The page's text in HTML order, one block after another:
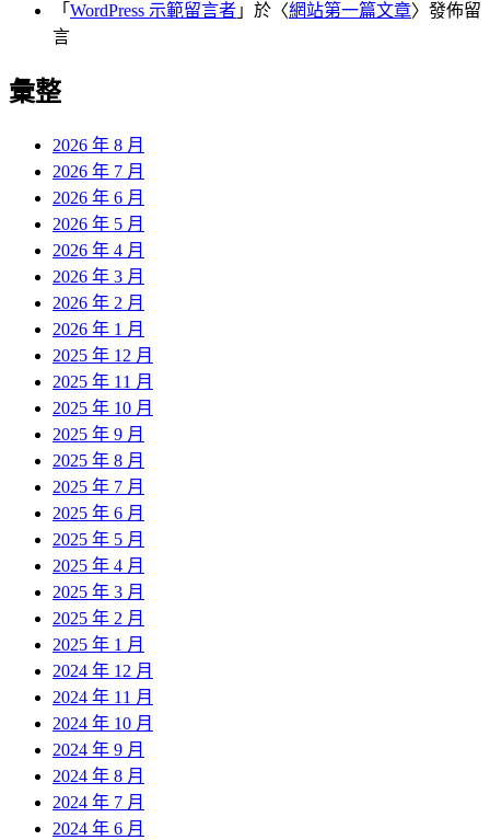
「 WordPress 示範留言者 」於〈網站第一篇文章〉發佈留
言
彙整
2026 年 8 月
2026 年 7 月
2026 年 6 月
2026 年 5 月
2026 年 4 月
2026 年 3 月
2026 年 2 月
2026 年 1 月
2025 年 12 月
2025 年 11 月
2025 年 10 月
2025 年 9 月
2025 年 8 月
2025 年 7 月
2025 年 6 月
2025 年 5 月
2025 年 4 月
2025 年 3 月
2025 年 2 月
2025 年 1 月
2024 年 12 月
2024 年 11 月
2024 年 10 月
2024 年 9 月
2024 年 8 月
2024 年 7 月
2024 年 6 月